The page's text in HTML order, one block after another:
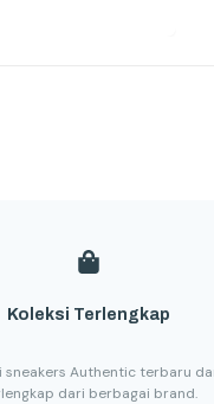
Koleksi Terlengkap
sneakers Authentic terbaru
dari berbagai brand.